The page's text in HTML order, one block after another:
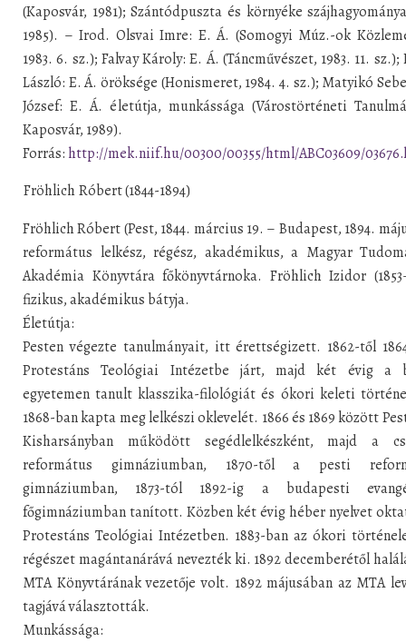
(Kaposvár, 1981); Szántódpuszta és környéke
1985). – Irod. Olsvai Imre: E. Á. (Somogyi Múz.-ok
1983. 6. sz.); Falvay Károly: E. Á. (Táncművészet, 1983. 11. sz.);
László: E. Á. öröksége (Honismeret, 1984. 4. sz.); Matyikó
József: E. Á. életútja, munkássága (Várostörténeti
Kaposvár, 1989).
Forrás: http://mek.niif.hu/00300/00355/html/ABC03609/
Fröhlich Róbert (1844-1894)
Fröhlich Róbert (Pest, 1844. március 19. – Budapest, 1894.
református lelkész, régész, akadémikus, a Magyar
Akadémia Könyvtára főkönyvtárnoka. Fröhlich Izidor
fizikus, akadémikus bátyja.
Életútja:
Pesten végezte tanulmányait, itt érettségizett. 1862-től
Protestáns Teológiai Intézetbe járt, majd két évig a
egyetemen tanult klasszika-filológiát és ókori keleti
1868-ban kapta meg lelkészi oklevelét. 1866 és 1869 között
Kisharsányban működött segédlelkészként, majd a
református gimnáziumban, 1870-től a pesti
gimnáziumban, 1873-tól 1892-ig a budapesti
főgimnáziumban tanított. Közben két évig héber nyelvet
Protestáns Teológiai Intézetben. 1883-ban az ókori
régészet magántanárává nevezték ki. 1892 decemberétől
MTA Könyvtárának vezetője volt. 1892 májusában az MTA
tagjává választották.
Munkássága: